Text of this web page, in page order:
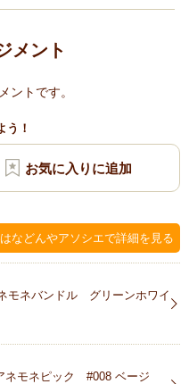
メント
ントです。
う！
はなどんやアソシエで詳細を見る
モネバンドル グリーンホワイ
ネモネピック #008 ベージ